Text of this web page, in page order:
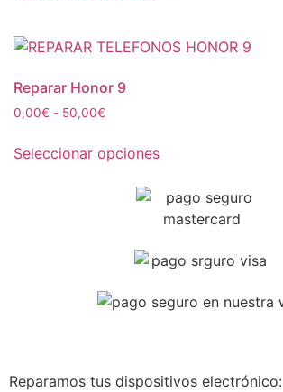
Reparar Honor 9
0,00€ - 50,00€
Seleccionar opciones
Reparamos tus dispositivos